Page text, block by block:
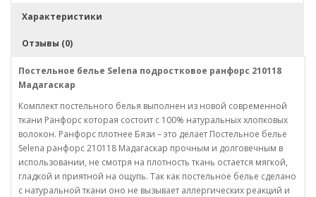
Характеристики
Отзывы (0)
Постельное белье Selena подростковое ранфорс 210118
Мадагаскар
Комплект постельного белья выполнен из новой современной
ткани Ранфорс которая состоит с 100% натуральных хлопковых
волокон. Ранфорс плотнее Бязи – это делает Постельное белье
Selena ранфорс210118 Мадагаскар прочным и долговечным в
использовании, не смотря на плотность ткань остается мягкой,
гладкой и приятной на ощупь. Так как постельное белье сделано
с натуральной ткани оно не вызывает аллергических реакций и